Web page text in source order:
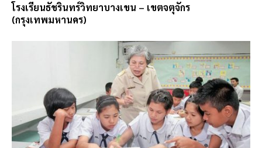
โรงเรียนธัชรินทร์วิทยาบางเขน – เขตจตุจักร
(กรุงเทพมหานคร)